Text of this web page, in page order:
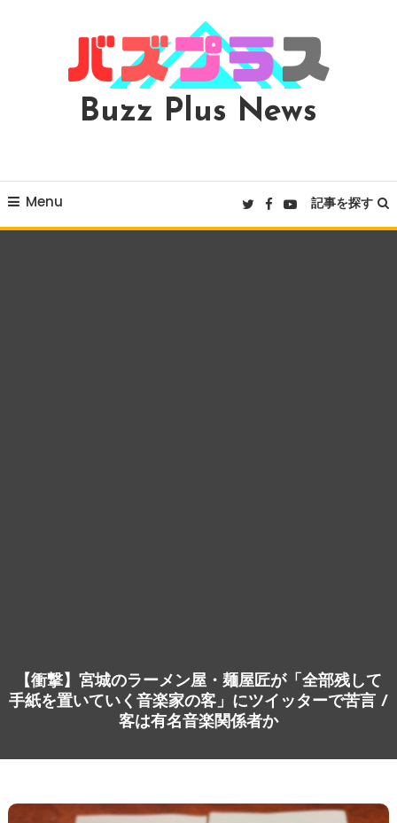
Buzz Plus News
Menu 記事を探す
【衝撃】宮城のラーメン屋・麺屋匠が「全部残して
手紙を置いていく音楽家の客」にツイッターで苦言 /
客は有名音楽関係者か